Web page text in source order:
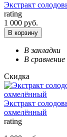
Экстракт
rating
1 000 руб.
В корзину
В закладки
В сравнение
Скидка
Экстракт
охмелённый
rating